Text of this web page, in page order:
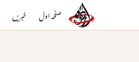
صفحہ اول خبریں